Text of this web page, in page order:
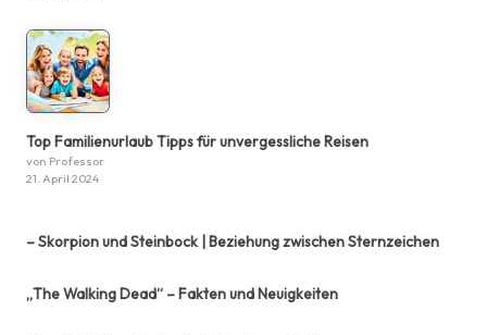
Top Familienurlaub Tipps für unvergessliche Reisen
von Professor
21. April 2024
– Skorpion und Steinbock | Beziehung zwischen Sternzeichen
„The Walking Dead“ – Fakten und Neuigkeiten